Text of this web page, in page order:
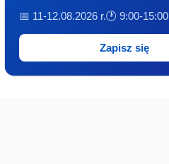
📅 11-12.08.2026 r.🕐 9:00-15:00
Zapisz się